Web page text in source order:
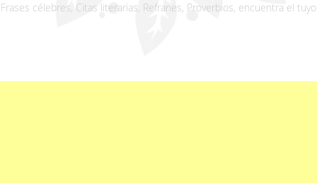
Frases célebres, Citas literarias, Refranes, Proverbios, encuentra el tuyo